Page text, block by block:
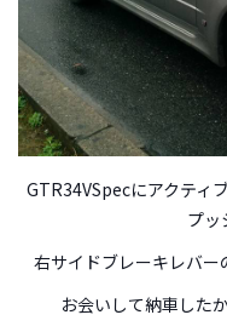
GTR34VSpecにアクティ
プッ
右サイドブレーキレバー
お会いして納車した